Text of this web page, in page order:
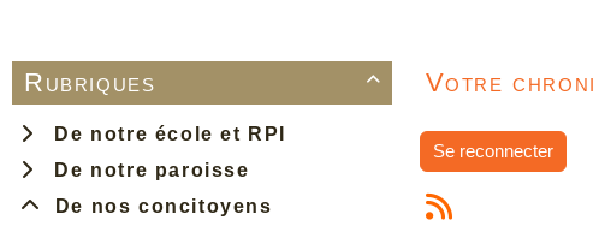

Rubriques
De notre école et RPI
De notre paroisse
De nos concitoyens
Votre
Se reconnecter